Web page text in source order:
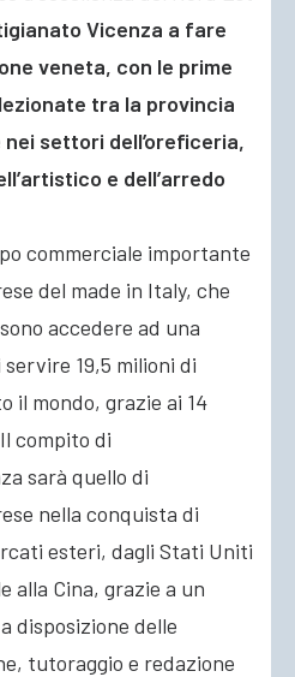
Vicenza a fare
veneta, con le prime
tra la provincia
settori dell’oreficeria,
e dell’arredo
commerciale importante
del made in Italy, che
accedere ad una
19,5 milioni di
il mondo, grazie ai 14
compito di
sarà quello di
nella conquista di
esteri, dagli Stati Uniti
alla Cina, grazie a un
disposizione delle
tutoraggio e redazione